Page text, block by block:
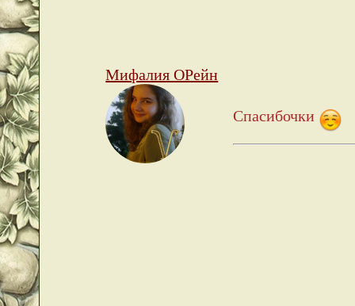
Мифалия ОРейн
Спасибочки